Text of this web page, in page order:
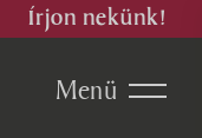
Írjon nekünk!
Menü